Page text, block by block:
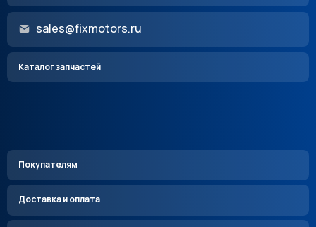
sales@fixmotors.ru
Каталог запчастей
Покупателям
Доставка и оплата